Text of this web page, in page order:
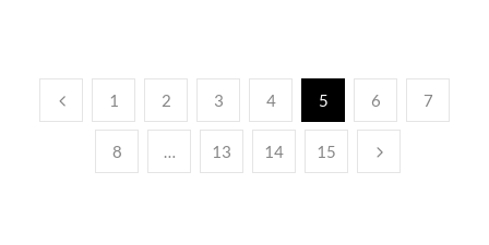
1 2 3 4 5 6 7
8 13 14 15